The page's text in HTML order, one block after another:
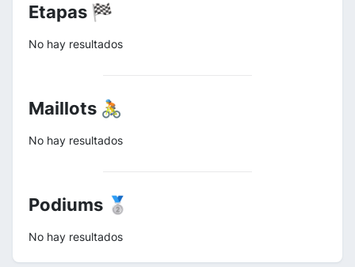
Etapas 🏁
No hay resultados
Maillots 🚴
No hay resultados
Podiums 🥈
No hay resultados